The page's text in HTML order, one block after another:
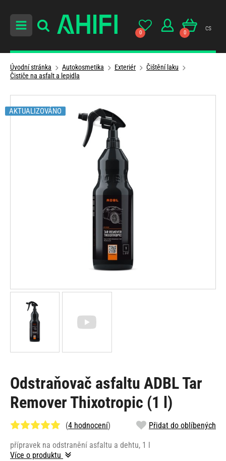
0 0
cs
Úvodní stránka Autokosmetika Exteriér
Čištění laku
Čističe na asfalt a lepidla
Odstraňovač asfaltu ADBL Tar
Remover Thixotropic (1 l)
(4 hodnocení) Přidat do oblíbených
přípravek na odstranění asfaltu a dehtu, 1 l
Více o produktu
AKTUALIZOVÁNO